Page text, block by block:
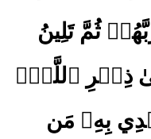
ثُمَّ تَلِينُ
ذِكۡرِ ٱللَّهِۚ
بِهِۦ مَن